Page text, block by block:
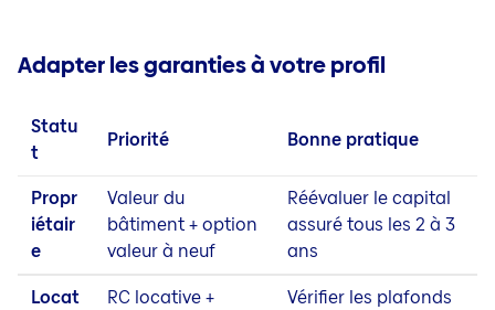
Adapter les garanties à votre profil
Statu
t
Priorité Bonne pratique
Propr
iétair
e
Valeur du
bâtiment + option
valeur à neuf
Réévaluer le capital
assuré tous les 2 à 3
ans
Locat
RC locative +
Vérifier les plafonds